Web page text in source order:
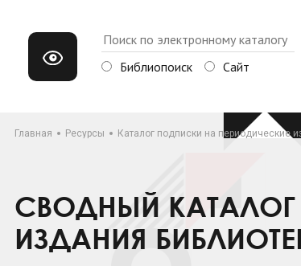
Библиопоиск Сайт
Главная Ресурсы Каталог подписки на периодические
СВОДНЫЙ
ИЗДАНИЯ